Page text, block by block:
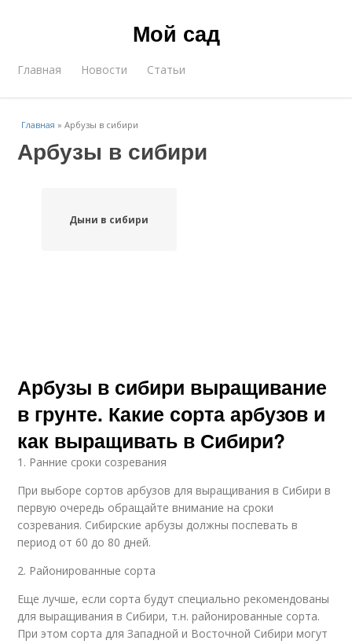
Мой сад
Главная Новости Статьи
Главная »Арбузы в сибири
Арбузы в сибири
Дыни в сибири
Арбузы в сибири выращивание
в грунте. Какие сорта арбузов и
как выращивать в Сибири?
1. Ранние сроки созревания
При выборе сортов арбузов для выращивания в Сибири в
первую очередь обращайте внимание на сроки
созревания. Сибирские арбузы должны поспевать в
период от 60 до 80 дней.
2. Районированные сорта
Еще лучше, если сорта будут специально рекомендованы
для выращивания в Сибири, т.н. районированные сорта.
При этом сорта для Западной и Восточной Сибири могут